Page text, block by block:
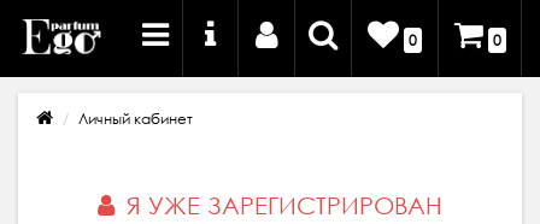
0 0
Личный кабинет
Я УЖЕ ЗАРЕГИСТРИРОВАН